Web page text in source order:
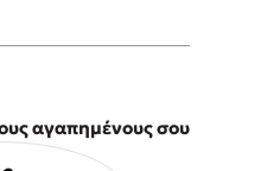
αγαπημένους σου